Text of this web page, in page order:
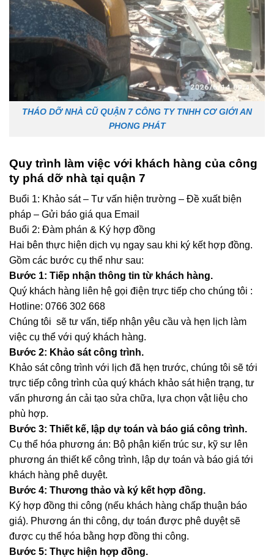
THÁO DỠ NHÀ CŨ QUẬN 7 CÔNG TY TNHH CƠ GIỚI AN
PHONG PHÁT
Quy trình làm việc với khách hàng của công
ty phá dỡ nhà tại quận 7
Buổi 1: Khảo sát – Tư vấn hiện trường – Đề xuất biện
pháp – Gửi báo giá qua Email
Buổi 2: Đàm phán & Ký hợp đồng
Hai bên thực hiện dịch vụ ngay sau khi ký kết hợp đồng.
Gồm các bước cụ thể như sau:
Bước 1: Tiếp nhận thông tin từ khách hàng.
Quý khách hàng liên hệ gọi điện trực tiếp cho chúng tôi :
Hotline: 0766 302 668
Chúng tôi sẽ tư vấn, tiếp nhận yêu cầu và hẹn lịch làm
việc cụ thể với quý khách hàng.
Bước 2: Khảo sát công trình.
Khảo sát công trình với lịch đã hẹn trước, chúng tôi sẽ tới
trực tiếp công trình của quý khách khảo sát hiện trạng, tư
vấn phương án cải tạo sửa chữa, lựa chọn vật liệu cho
phù hợp.
Bước 3: Thiết kế, lập dự toán và báo giá công trình.
Cụ thể hóa phương án: Bộ phận kiến trúc sư, kỹ sư lên
phương án thiết kế công trình, lập dự toán và báo giá tới
khách hàng phê duyệt.
Bước 4: Thương thảo và ký kết hợp đồng.
Ký hợp đồng thi công (nếu khách hàng chấp thuận báo
giá). Phương án thi công, dự toán được phê duyệt sẽ
được cụ thể hóa bằng hợp đồng thi công.
Bước 5: Thực hiện hợp đồng.